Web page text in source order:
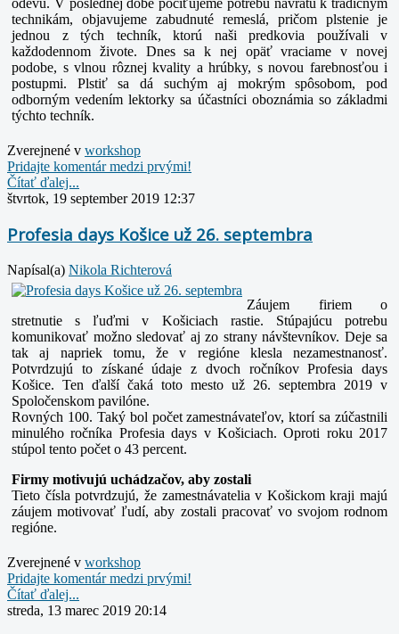
technikám, objavujeme zabudnuté remeslá, pričom plstenie je
jednou z tých techník, ktorú naši predkovia používali v
každodennom živote. Dnes sa k nej opäť vraciame v novej
podobe, s vlnou rôznej kvality a hrúbky, s novou farebnosťou i
postupmi. Plstiť sa dá suchým aj mokrým spôsobom, pod
odborným vedením lektorky sa účastníci oboznámia so základmi
týchto techník.
Zverejnené v workshop
Pridajte komentár medzi prvými!
Čítať ďalej...
štvrtok, 19 september 2019 12:37
Profesia days Košice už 26. septembra
Napísal(a) Nikola Richterová
Záujem firiem o
stretnutie s ľuďmi v Košiciach rastie. Stúpajúcu potrebu
komunikovať možno sledovať aj zo strany návštevníkov. Deje sa
tak aj napriek tomu, že v regióne klesla nezamestnanosť.
Potvrdzujú to získané údaje z dvoch ročníkov Profesia days
Košice. Ten ďalší čaká toto mesto už 26. septembra 2019 v
Spoločenskom pavilóne.
Rovných 100. Taký bol počet zamestnávateľov, ktorí sa zúčastnili
minulého ročníka Profesia days v Košiciach. Oproti roku 2017
stúpol tento počet o 43 percent.
Firmy motivujú uchádzačov, aby zostali
Tieto čísla potvrdzujú, že zamestnávatelia v Košickom kraji majú
záujem motivovať ľudí, aby zostali pracovať vo svojom rodnom
regióne.
Zverejnené v workshop
Pridajte komentár medzi prvými!
Čítať ďalej...
streda, 13 marec 2019 20:14